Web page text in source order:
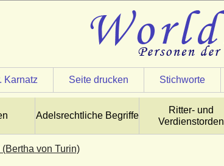
Karnatz Seite drucken Stichworte
Adelsrechtliche Begriffe
Ritter- und
Verdienstorden
von Turin)